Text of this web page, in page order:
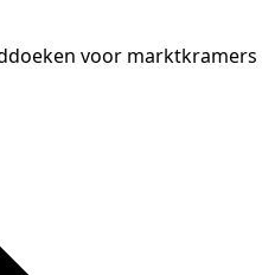
voor marktkramers